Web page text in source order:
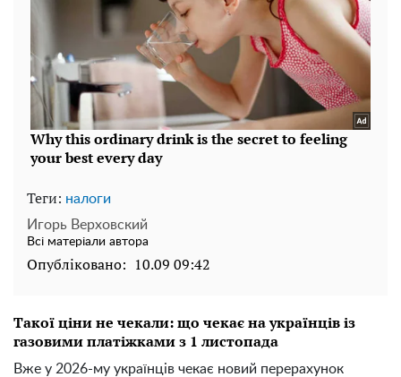
Теги: налоги
Игорь Верховский
Всі матеріали автора
Опубліковано: 10.09 09:42
Такої ціни не чекали: що чекає на українців із
газовими платіжками з 1 листопада
Вже у 2026-му українців чекає новий перерахунок